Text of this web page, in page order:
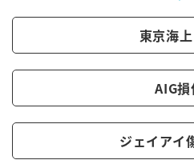
東京海
AIG損
ジェイアイ